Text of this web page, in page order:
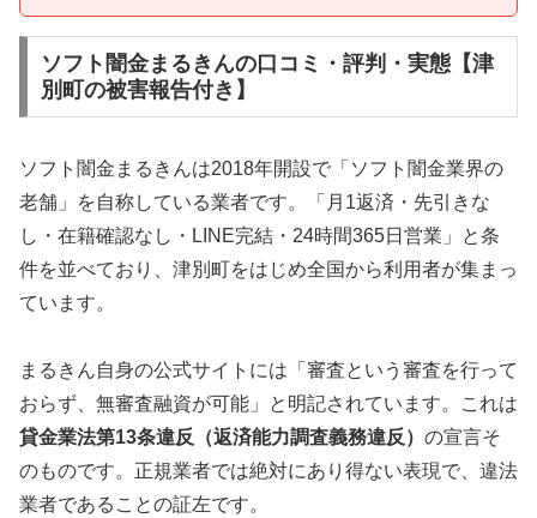
ソフト闇金まるきんの口コミ・評判・実態【津
別町の被害報告付き】
ソフト闇金まるきんは2018年開設で「ソフト闇金業界の
老舗」を自称している業者です。「月1返済・先引きな
し・在籍確認なし・LINE完結・24時間365日営業」と条
件を並べており、津別町をはじめ全国から利用者が集まっ
ています。
まるきん自身の公式サイトには「審査という審査を行って
おらず、無審査融資が可能」と明記されています。これは
貸金業法第13条違反（返済能力調査義務違反） の宣言そ
のものです。正規業者では絶対にあり得ない表現で、違法
業者であることの証左です。